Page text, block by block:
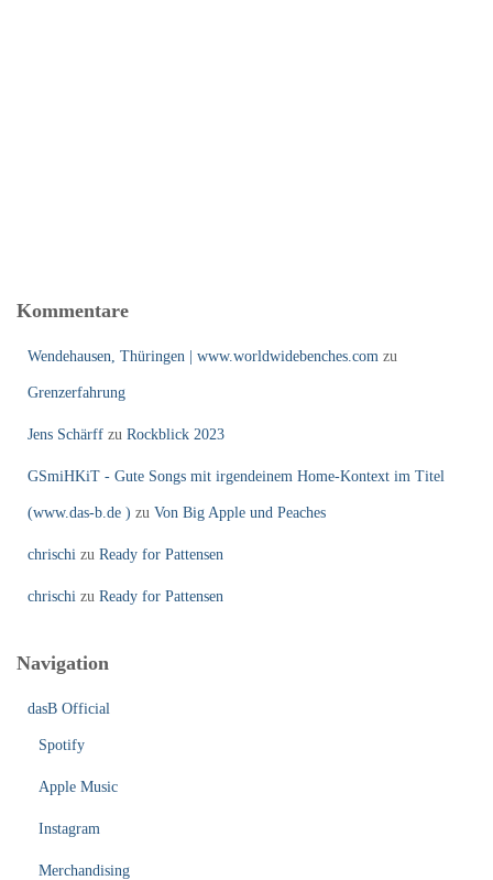
Kommentare
Wendehausen, Thüringen | www.worldwidebenches.com zu
Grenzerfahrung
Jens Schärff zu Rockblick 2023
GSmiHKiT - Gute Songs mit irgendeinem Home-Kontext im Titel
(www.das-b.de ) zu Von Big Apple und Peaches
chrischi zu Ready for Pattensen
chrischi zu Ready for Pattensen
Navigation
dasB Official
Spotify
Apple Music
Instagram
Merchandising